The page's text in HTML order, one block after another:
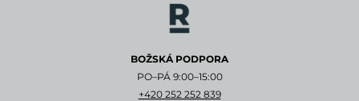
BOŽSKÁ PODPORA
PO–PÁ 9:00–15:00
+420 252 252 839